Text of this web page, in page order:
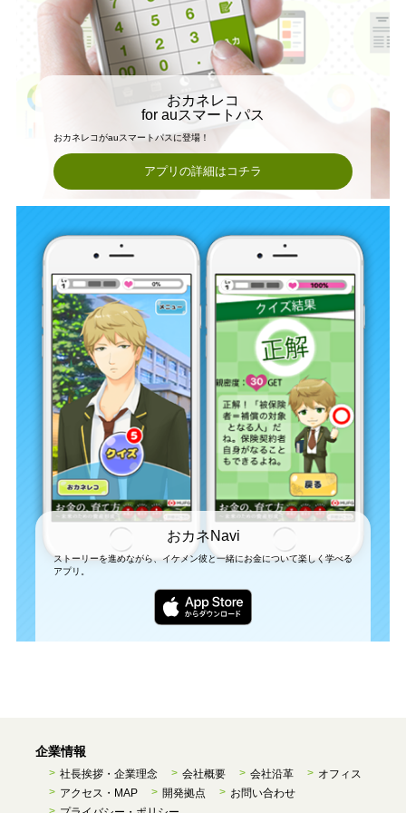
おカネレコ
for auスマートパス
おカネレコがauスマートパスに登場！
アプリの詳細はコチラ
おカネNavi
ストーリーを進めながら、イケメン彼と一緒にお金について楽しく学べる
アプリ。
企業情報
社長挨拶・企業理念 会社概要 会社沿革
オフィス
アクセス・MAP
開発拠点
お問い合わせ